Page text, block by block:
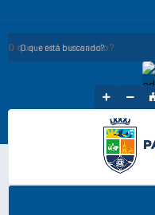
O que está buscando?